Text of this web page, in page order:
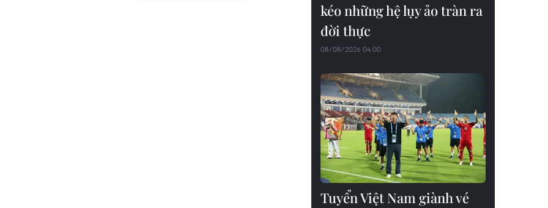
kéo những hệ lụy ảo tràn ra
đời thực
08/08/2026 04:00
Tuyển Việt Nam giành vé